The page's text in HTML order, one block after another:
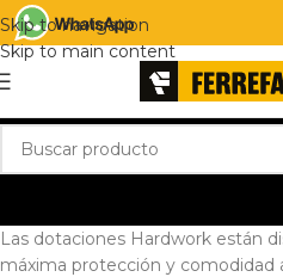
Skip to navigation
Skip to main content
Las dotaciones Hardwork están
máxima protección y comodidad